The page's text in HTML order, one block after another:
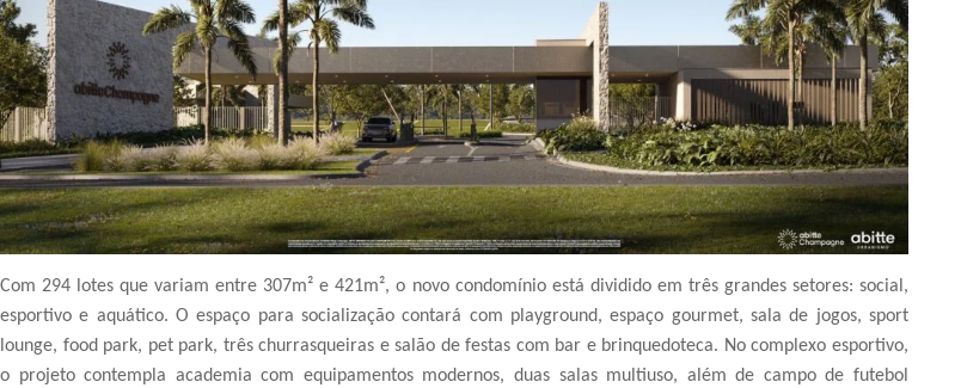
Com 294 lotes que variam entre 307m² e 421m², o novo condomínio está dividido em três grandes setores: social,
esportivo e aquático. O espaço para socialização contará com playground, espaço gourmet, sala de jogos, sport
lounge, food park, pet park, três churrasqueiras e salão de festas com bar e brinquedoteca. No complexo esportivo,
o projeto contempla academia com equipamentos modernos, duas salas multiuso, além de campo de futebol